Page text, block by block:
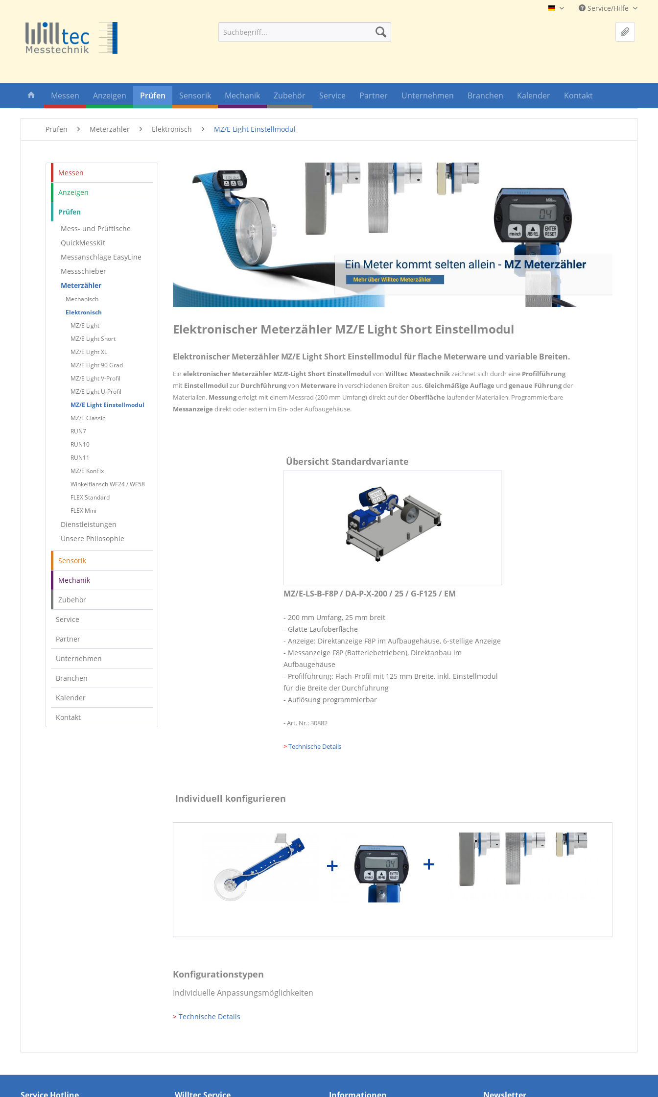
Hauptshop Deutsch
Service/Hilfe
Messen Anzeigen Prüfen Sensorik Mechanik Zubehör Service Partner Unternehmen Branchen Kalender Kontakt
Prüfen Meterzähler Elektronisch MZ/E Light Einstellmodul
Messen
Anzeigen
Prüfen
Mess- und Prüftische
QuickMessKit
Messanschläge EasyLine
Messschieber
Meterzähler
Mechanisch
Elektronisch
MZ/E Light
MZ/E Light Short
MZ/E Light XL
MZ/E Light 90 Grad
MZ/E Light V-Profil
MZ/E Light U-Profil
MZ/E Light Einstellmodul
MZ/E Classic
RUN7
RUN10
RUN11
MZ/E KonFix
Winkelflansch WF24 / WF58
FLEX Standard
FLEX Mini
Dienstleistungen
Unsere Philosophie
Sensorik
Mechanik
Zubehör
Service
Partner
Unternehmen
Branchen
Kalender
Kontakt
Elektronischer Meterzähler MZ/E Light Short Einstellmodul
Elektronischer Meterzähler MZ/E Light Short Einstellmodul für flache Meterware und variable Breiten.
Ein elektronischer Meterzähler MZ/E-Light Short Einstellmodul vonWilltec Messtechnikzeichnet sich durch eine Profilführung
mit Einstellmodul zur Durchführungvon Meterware in verschiedenen Breiten aus.Gleichmäßige Auflage undgenaue Führungder
Materialien. Messungerfolgt mit einem Messrad (200 mm Umfang) direkt auf derOberfläche laufender Materialien. Programmierbare
Messanzeige direkt oder extern im Ein- oder Aufbaugehäuse.
MZ/E-LS-B-F8P / DA-P-X-200 / 25 / G-F125 / EM
- 200 mm Umfang, 25 mm breit
- Glatte Laufoberfläche
- Anzeige: Direktanzeige F8P im Aufbaugehäuse, 6-stellige Anzeige
- Messanzeige F8P (Batteriebetrieben), Direktanbau im
Aufbaugehäuse
- Profilführung: Flach-Profil mit 125 mm Breite, inkl. Einstellmodul
für die Breite der Durchführung
- Auflösung programmierbar
- Art. Nr.: 30882
>Technische Details
Konfigurationstypen
Individuelle Anpassungsmöglichkeiten
> Technische Details
Übersicht Standardvariante
Individuell konfigurieren